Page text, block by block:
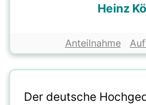
Heinz
Anteilnahme
Der deutsche